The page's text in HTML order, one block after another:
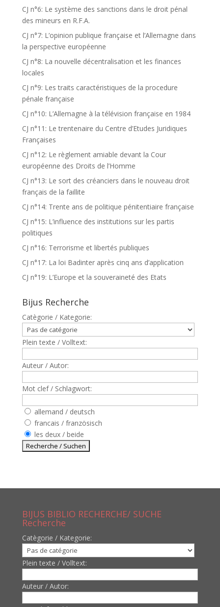
CJ n°6: Le système des sanctions dans le droit pénal
des mineurs en R.F.A.
CJ n°7: L’opinion publique française et l’Allemagne dans
la perspective européenne
CJ n°8: La nouvelle décentralisation et les finances
locales
CJ n°9: Les traits caractéristiques de la procedure
pénale française
CJ n°10: L’Allemagne à la télévision française en 1984
CJ n°11: Le trentenaire du Centre d’Etudes Juridiques
Françaises
CJ n°12: Le règlement amiable devant la Cour
européenne des Droits de l’Homme
CJ n°13: Le sort des créanciers dans le nouveau droit
français de la faillite
CJ n°14: Trente ans de politique pénitentiaire française
CJ n°15: L’influence des institutions sur les partis
politiques
CJ n°16: Terrorisme et libertés publiques
CJ n°17: La loi Badinter après cinq ans d’application
CJ n°19: L’Europe et la souveraineté des Etats
Bijus Recherche
Catègorie / Kategorie:
Plein texte / Volltext:
Auteur / Autor:
Mot clef / Schlagwort:
allemand / deutsch
francais / französisch
les deux / beide
BIJUS BIBLIO RECHERCHE/ SUCHE
Recherche
Catègorie / Kategorie:
Plein texte / Volltext:
Auteur / Autor: